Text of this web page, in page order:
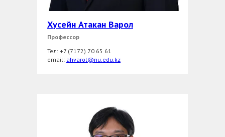
Хусейн Атакан Варол
Профессор
Тел: +7 (7172) 70 65 61
еmail: ahvarol@nu.edu.kz